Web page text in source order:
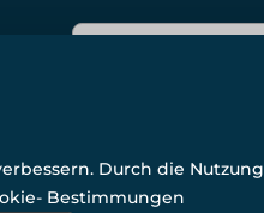
Durch die Nutzung
Bestimmungen